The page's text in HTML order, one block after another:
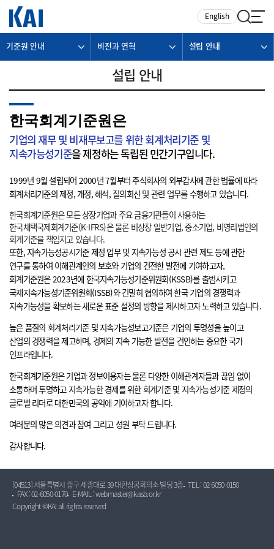
English
기준원 안내 비전과 연혁 설립 안내
설립 안내
한국회계기준원은
기업의 재무 및 비재무보고를 위한 회계처리기준 및
지속가능성기준을 제정하는 독립된 민간기구입니다.
1999년 9월 설립되어 2000년 7월부터 주식회사의 외부감사에 관한 법률에 따라
회계처리기준의 제정, 개정, 해석, 질의회신 및 관련 업무를 수행하고 있습니다.
한국회계기준원은 모든 상장기업과 주요 금융기관들이 사용하는
한국채택국제회계기준(K-IFRS)은 물론 비상장 일반기업, 중소기업, 비영리법인의
회계기준을 책임지고 있습니다.
또한, 지속가능성공시기준 제정 업무 및 지속가능성 공시 관련 제도 등에 관한
연구를 통하여 이해관계인의 보호와 기업의 건전한 발전에 기여하고자,
회계기준원은 2023년에 한국지속가능성기준위원회(KSSB)를 출범시키고
국제지속가능성기준위원회(ISSB)와 긴밀히 협의하여 한국 기업의 경쟁력과
지속가능성을 확보하는 새로운 표준 설정의 방향을 제시하고자 노력하고 있습니다.
높은 품질의 회계처리기준 및 지속가능성보고기준은 기업의 투명성을 높이고
산업의 경쟁력을 제고하며, 경제의 지속 가능한 발전을 견인하는 중요한 국가
인프라입니다.
한국회계기준원은 기업과 정보이용자는 물론 다양한 이해관계자들과 끊임 없이
소통하며 투명하고 지속가능한 경제를 위한 회계기준 및 지속가능성기준 제정의
글로벌 리더로 대한민국의 공익에 기여하고자 합니다.
여러분의 많은 의견과 참여 그리고 성원 부탁 드립니다.
감사합니다.
[04513] 서울특별시 중구 세종대로 39 대한상공회의소 빌딩 3층 TEL : 02-6050-0150
FAX : 02-6050-0170
E-MAIL : webmaster@kasb.or.kr
Copyright ©KAI all rights reserved